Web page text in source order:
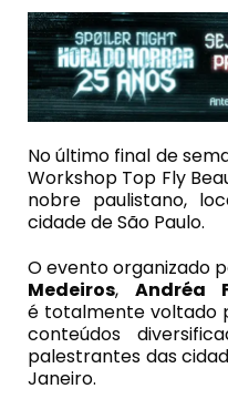
No último final de
Workshop Top Fly
nobre paulistano,
cidade de São Paulo.
O evento organizado
Medeiros, Andréa
é totalmente voltado
conteúdos
palestrantes das
Janeiro.